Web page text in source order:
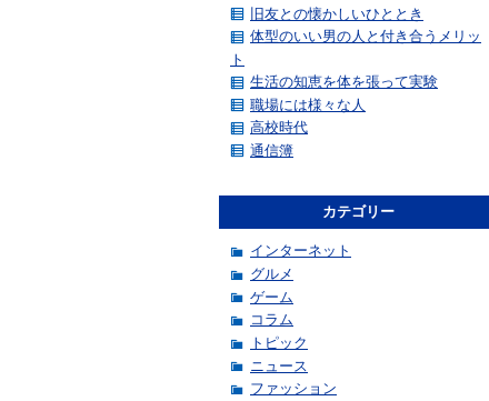
旧友との懐かしいひととき
体型のいい男の人と付き合うメリッ
ト
生活の知恵を体を張って実験
職場には様々な人
高校時代
通信簿
カテゴリー
インターネット
グルメ
ゲーム
コラム
トピック
ニュース
ファッション